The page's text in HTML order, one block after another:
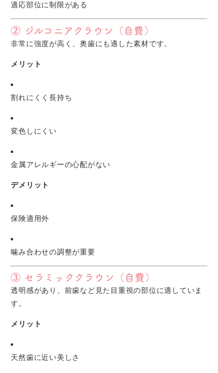
適応部位に制限がある
② ジルコニアクラウン（自費）
非常に強度が高く、奥歯にも適した素材です。
メリット
割れにくく長持ち
変色しにくい
金属アレルギーの心配がない
デメリット
保険適用外
噛み合わせの調整が重要
③ セラミッククラウン（自費）
透明感があり、前歯など見た目重視の部位に適していま
す。
メリット
天然歯に近い美しさ